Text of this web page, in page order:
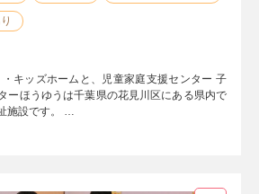
キッズホームと、児童家庭支援センター 子
ーほうゆうは千葉県の花見川区にある県内で
施設です。 …